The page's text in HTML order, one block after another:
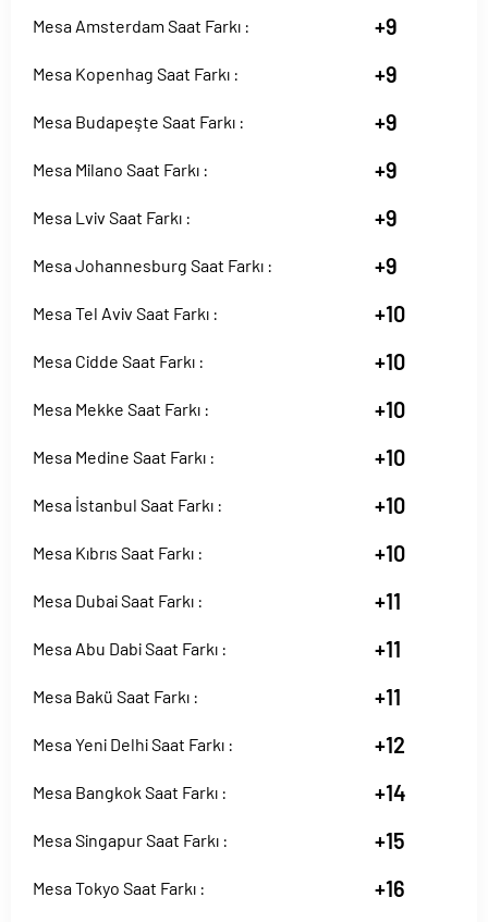
Mesa Amsterdam Saat Farkı : +9
Mesa Kopenhag Saat Farkı : +9
Mesa Budapeşte Saat Farkı : +9
Mesa Milano Saat Farkı : +9
Mesa Lviv Saat Farkı : +9
Mesa Johannesburg Saat Farkı : +9
Mesa Tel Aviv Saat Farkı : +10
Mesa Cidde Saat Farkı : +10
Mesa Mekke Saat Farkı : +10
Mesa Medine Saat Farkı : +10
Mesa İstanbul Saat Farkı : +10
Mesa Kıbrıs Saat Farkı : +10
Mesa Dubai Saat Farkı : +11
Mesa Abu Dabi Saat Farkı : +11
Mesa Bakü Saat Farkı : +11
Mesa Yeni Delhi Saat Farkı : +12
Mesa Bangkok Saat Farkı : +14
Mesa Singapur Saat Farkı : +15
Mesa Tokyo Saat Farkı : +16